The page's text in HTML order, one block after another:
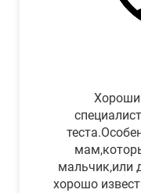
мальчик,или
хорошо